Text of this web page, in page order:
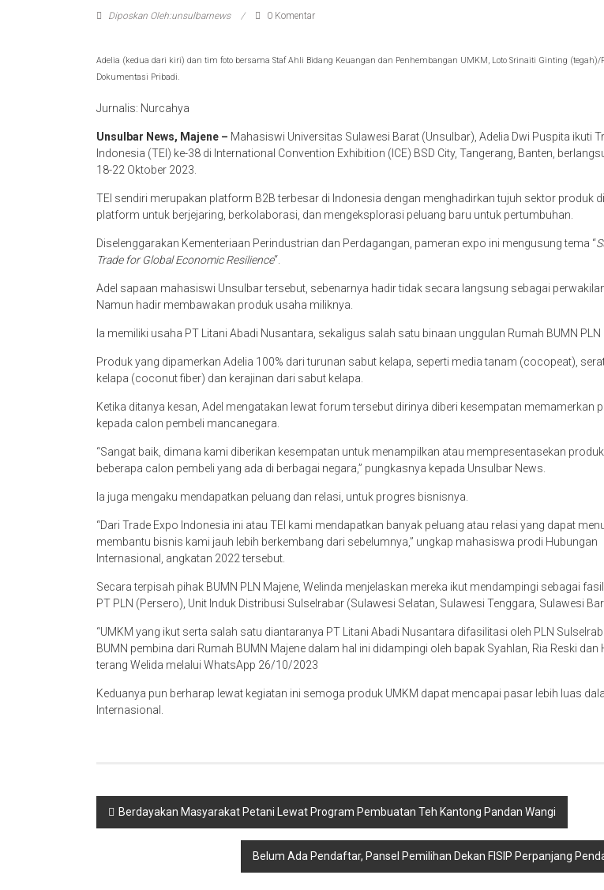
Diposkan Oleh:unsulbarnews 0 Komentar
Adelia (kedua dari kiri) dan tim foto bersama Staf Ahli Bidang Keuangan dan Penhembangan UMKM, Loto Srinaiti Ginting (tegah)/
Dokumentasi Pribadi.
Jurnalis: Nurcahya
Unsulbar News, Majene – Mahasiswi Universitas Sulawesi Barat (Unsulbar), Adelia Dwi Puspita ikuti
Indonesia (TEI) ke-38 di International Convention Exhibition (ICE) BSD City, Tangerang, Banten,
18-22 Oktober 2023.
TEI sendiri merupakan platform B2B terbesar di Indonesia dengan menghadirkan tujuh sektor produk
platform untuk berjejaring, berkolaborasi, dan mengeksplorasi peluang baru untuk pertumbuhan.
Diselenggarakan Kementeriaan Perindustrian dan Perdagangan, pameran expo ini mengusung tema “
Trade for Global Economic Resilience“.
Adel sapaan mahasiswi Unsulbar tersebut, sebenarnya hadir tidak secara langsung sebagai
Namun hadir membawakan produk usaha miliknya.
Ia memiliki usaha PT Litani Abadi Nusantara, sekaligus salah satu binaan unggulan Rumah BUMN PLN
Produk yang dipamerkan Adelia 100% dari turunan sabut kelapa, seperti media tanam (cocopeat),
kelapa (coconut fiber) dan kerajinan dari sabut kelapa.
Ketika ditanya kesan, Adel mengatakan lewat forum tersebut dirinya diberi kesempatan memamerkan
kepada calon pembeli mancanegara.
“Sangat baik, dimana kami diberikan kesempatan untuk menampilkan atau mempresentasekan
beberapa calon pembeli yang ada di berbagai negara,” pungkasnya kepada Unsulbar News.
Ia juga mengaku mendapatkan peluang dan relasi, untuk progres bisnisnya.
“Dari Trade Expo Indonesia ini atau TEI kami mendapatkan banyak peluang atau relasi yang dapat
membantu bisnis kami jauh lebih berkembang dari sebelumnya,” ungkap mahasiswa prodi Hubungan
Internasional, angkatan 2022 tersebut.
Secara terpisah pihak BUMN PLN Majene, Welinda menjelaskan mereka ikut mendampingi sebagai
PT PLN (Persero), Unit Induk Distribusi Sulselrabar (Sulawesi Selatan, Sulawesi Tenggara, Sulawesi
“UMKM yang ikut serta salah satu diantaranya PT Litani Abadi Nusantara difasilitasi oleh PLN
BUMN pembina dari Rumah BUMN Majene dalam hal ini didampingi oleh bapak Syahlan, Ria Reski dan
terang Welida melalui WhatsApp 26/10/2023
Keduanya pun berharap lewat kegiatan ini semoga produk UMKM dapat mencapai pasar lebih luas
Internasional.
Navigasi
pos
Berdayakan Masyarakat Petani Lewat Program Pembuatan Teh Kantong Pandan Wangi
Belum Ada Pendaftar, Pansel Pemilihan Dekan FISIP Perpanjang